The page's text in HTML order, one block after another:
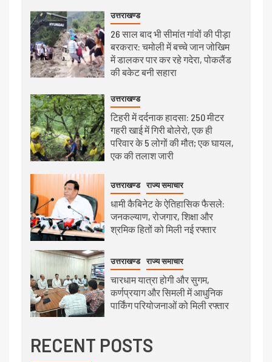
उत्तराखण्ड
26 साल बाद भी सीमांत गांवों की पीड़ा
बरकरार: चमोली में बच्चे जान जोखिम
में डालकर पार कर रहे गदेरा, पोकलैंड
की बकेट बनी सहारा
उत्तराखण्ड
टिहरी में दर्दनाक हादसा: 250 मीटर
गहरी खाई में गिरी बोलेरो, एक ही
परिवार के 5 लोगों की मौत; एक घायल,
एक की तलाश जारी
उत्तराखण्ड राज्य समाचार
धामी कैबिनेट के ऐतिहासिक फैसले:
जनकल्याण, रोजगार, शिक्षा और
श्रमिक हितों को मिली नई रफ्तार
उत्तराखण्ड राज्य समाचार
चारधाम यात्रा होगी और सुगम,
कर्णप्रयाग और सिमली में आधुनिक
पार्किंग परियोजनाओं को मिली रफ्तार
RECENT POSTS